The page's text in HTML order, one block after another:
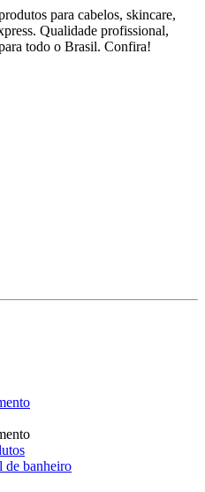
para cabelos, skincare,
Qualidade profissional,
todo o Brasil. Confira!
de banheiro